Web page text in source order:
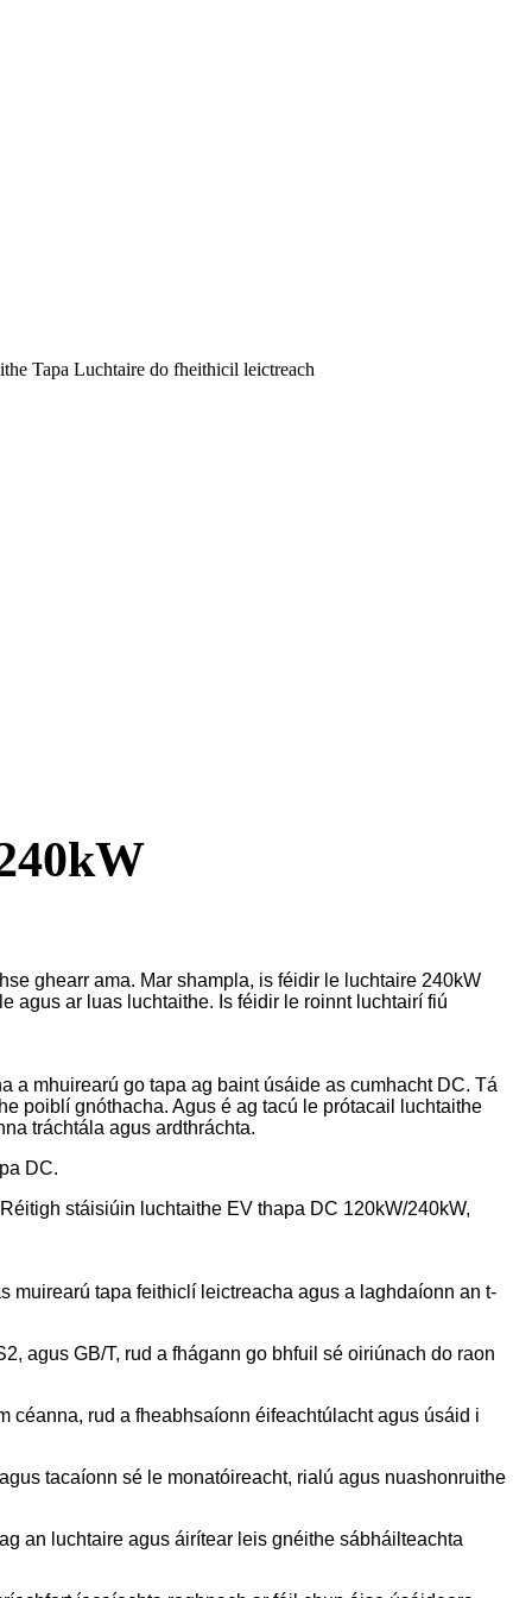
Tapa Luchtaire do fheithicil leictreach
ghearr ama. Mar shampla, is féidir le luchtaire 240kW
agus ar luas luchtaithe. Is féidir le roinnt luchtairí fiú
a mhuirearú go tapa ag baint úsáide as cumhacht DC. Tá
poiblí gnóthacha. Agus é ag tacú le prótacail luchtaithe
tráchtála agus ardthráchta.
DC.
stáisiúin luchtaithe EV thapa DC 120kW/240kW,
muirearú tapa feithiclí leictreacha agus a laghdaíonn an t-
agus GB/T, rud a fhágann go bhfuil sé oiriúnach do raon
céanna, rud a fheabhsaíonn éifeachtúlacht agus úsáid i
tacaíonn sé le monatóireacht, rialú agus nuashonruithe
an luchtaire agus áirítear leis gnéithe sábháilteachta